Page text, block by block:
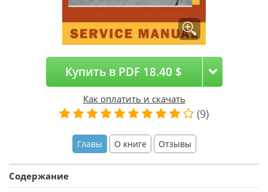
Купить в PDF 18.40 $
Как оплатить и скачать
(9)
Главы О книге Отзывы
Содержание